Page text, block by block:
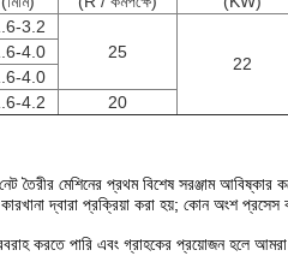
3.2
25
22
4.0
4.0
4.2 20
তৈরীর মেশিনের প্রথম বিশেষ সরঞ্জাম আবিষ্কার
দ্বারা প্রক্রিয়া করা হয়; কোন অংশ প্রসেস
করতে পারি এবং গ্রাহকের প্রয়োজন হলে